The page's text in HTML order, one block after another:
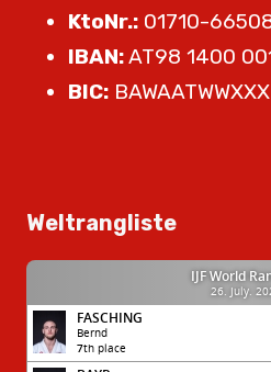
KtoNr.: 01710-
IBAN:AT98 1400
BIC: BAWAATWWXXX
Weltrangliste